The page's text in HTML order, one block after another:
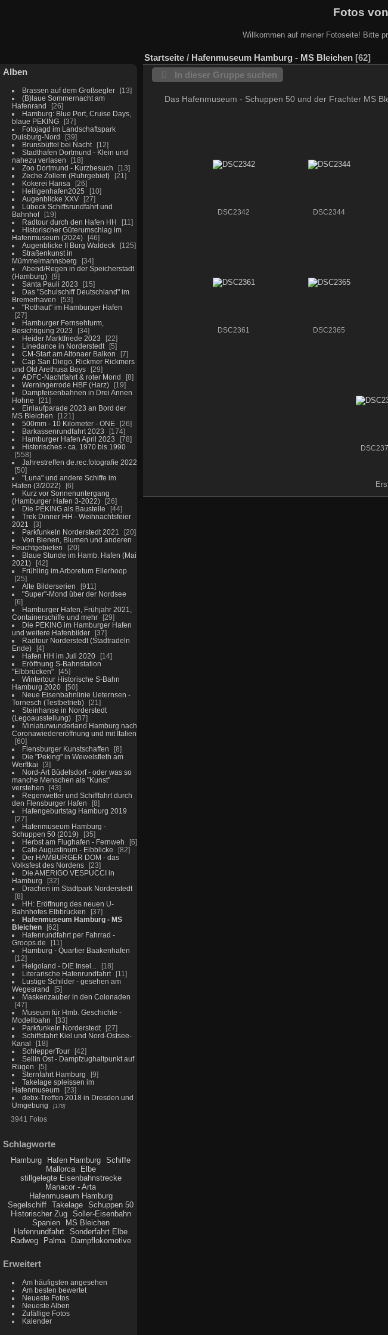
Fotos
Willkommen auf meiner Fotoseite! Bitte
Alben
Brassen auf dem Großsegler
13
(B)laue Sommernacht am
Hafenrand
26
Hamburg: Blue Port, Cruise Days,
blaue PEKING
37
Fotojagd im Landschaftspark
Duisburg-Nord
39
Brunsbüttel bei Nacht
12
Stadthafen Dortmund - Klein und
nahezu verlasen
18
Zoo Dortmund - Kurzbesuch
13
Zeche Zollern (Ruhrgebiet)
21
Kokerei Hansa
26
Heiligenhafen2025
10
Augenblicke XXV
27
Lübeck Schiffsrundfahrt und
Bahnhof
19
Radtour durch den Hafen HH
11
Historischer Güterumschlag im
Hafenmuseum (2024)
46
Augenblicke II Burg Waldeck
125
Straßenkunst in
Mümmelmannsberg
34
Abend/Regen in der Speicherstadt
(Hamburg)
9
Santa Pauli 2023
15
Das "Schulschiff Deutschland" im
Bremerhaven
53
"Rothaut" im Hamburger Hafen
27
Hamburger Fernsehturm,
Besichtigung 2023
34
Heider Marktfriede 2023
22
Linedance in Norderstedt
5
CM-Start am Altonaer Balkon
7
Cap San Diego, Rickmer Rickmers
und Old Arethusa Boys
29
ADFC-Nachtfahrt & roter Mond
8
Werningerrode HBF (Harz)
19
Dampfeisenbahnen in Drei Annen
Hohne
21
Einlaufparade 2023 an Bord der
MS Bleichen
121
500mm - 10 Kilometer - ONE
26
Barkassenrundfahrt 2023
174
Hamburger Hafen April 2023
78
Historisches - ca. 1970 bis 1990
558
Jahrestreffen de.rec.fotografie 2022
50
"Luna" und andere Schiffe im
Hafen (3/2022)
6
Kurz vor Sonnenuntergang
(Hamburger Hafen 3-2022)
26
Die PEKING als Baustelle
44
Trek Dinner HH - Weihnachtsfeier
2021
3
Parkfunkeln Norderstedt 2021
20
Von Bienen, Blumen und anderen
Feuchtgebieten
20
Blaue Stunde im Hamb. Hafen (Mai
2021)
42
Frühling im Arboretum Ellerhoop
25
Alte Bilderserien
911
"Super"-Mond über der Nordsee
6
Hamburger Hafen, Frühjahr 2021,
Containerschiffe und mehr
29
Die PEKING im Hamburger Hafen
und weitere Hafenbilder
37
Radtour Norderstedt (Stadtradeln
Ende)
4
Hafen HH im Juli 2020
14
Eröffnung S-Bahnstation
"Elbbrücken"
45
Wintertour Historische S-Bahn
Hamburg 2020
50
Neue Eisenbahnlinie Ueternsen -
Tornesch (Testbetrieb)
21
Steinhanse in Norderstedt
(Legoausstellung)
37
Miniaturwunderland Hamburg nach
Coronawiedereröffnung und mit Italien
60
Flensburger Kunstschaffen
8
Die "Peking" in Wewelsfleth am
Werftkai
3
Nord-Art Büdelsdorf - oder was so
manche Menschen als "Kunst"
verstehen
43
Regenwetter und Schifffahrt durch
den Flensburger Hafen
8
Hafengeburtstag Hamburg 2019
27
Hafenmuseum Hamburg -
Schuppen 50 (2019)
35
Herbst am Flughafen - Fernweh
6
Cafe Augustinum - Elbblicke
82
Der HAMBURGER DOM - das
Volksfest des Nordens
23
Die AMERIGO VESPUCCI in
Hamburg
32
Drachen im Stadtpark Norderstedt
8
HH: Eröffnung des neuen U-
Bahnhofes Elbbrücken
37
Hafenmuseum Hamburg - MS
Bleichen
62
Hafenrundfahrt per Fahrrad -
Groops.de
11
Hamburg - Quartier Baakenhafen
12
Helgoland - DIE Insel...
18
Literarische Hafenrundfahrt
11
Lustige Schilder - gesehen am
Wegesrand
5
Maskenzauber in den Colonaden
47
Museum für Hmb. Geschichte -
Modellbahn
33
Parkfunkeln Norderstedt
27
Schiffsfahrt Kiel und Nord-Ostsee-
Kanal
18
SchlepperTour
42
Sellin Ost - Dampfzughaltpunkt auf
Rügen
5
Sternfahrt Hamburg
9
Takelage spleissen im
Hafenmuseum
23
debx-Treffen 2018 in Dresden und
Umgebung
178
3941 Fotos
Schlagworte
Hamburg Hafen Hamburg
Schiffe
Mallorca
Elbe
stillgelegte Eisenbahnstrecke
Manacor - Arta
Hafenmuseum Hamburg
Segelschiff
Takelage
Schuppen 50
Historischer Zug
Soller-Eisenbahn
Spanien
MS Bleichen
Hafenrundfahrt
Sonderfahrt Elbe
Radweg
Palma Dampflokomotive
Erweitert
Am häufigsten angesehen
Am besten bewertet
Neueste Fotos
Neueste Alben
Zufällige Fotos
Kalender
Startseite / Hafenmuseum Hamburg - MS Bleichen 62
In dieser Gruppe suchen
Das Hafenmuseum - Schuppen 50 und der Frachter MS
DSC2342 DSC2344
DSC2361 DSC2365